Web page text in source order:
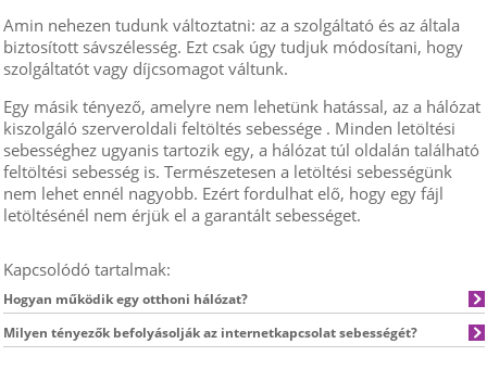
Amin nehezen tudunk változtatni: az a szolgáltató és az általa
biztosított sávszélesség. Ezt csak úgy tudjuk módosítani, hogy
szolgáltatót vagy díjcsomagot váltunk.
Egy másik tényező, amelyre nem lehetünk hatással, az a hálózat
kiszolgáló szerveroldali feltöltés sebessége . Minden letöltési
sebességhez ugyanis tartozik egy, a hálózat túl oldalán található
feltöltési sebesség is. Természetesen a letöltési sebességünk
nem lehet ennél nagyobb. Ezért fordulhat elő, hogy egy fájl
letöltésénél nem érjük el a garantált sebességet.
Kapcsolódó tartalmak:
Hogyan működik egy otthoni hálózat?
Milyen tényezők befolyásolják az internetkapcsolat sebességét?